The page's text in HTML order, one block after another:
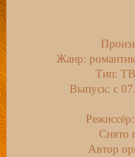
Жанр:
Тип:
Выпуск: c
Снято
Автор